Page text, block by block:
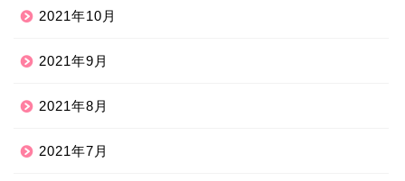
2021年10月
2021年9月
2021年8月
2021年7月